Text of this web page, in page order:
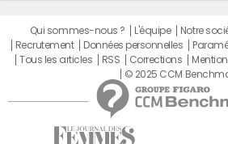
Qui sommes-nous ? L'équipe Notre
Recrutement
Données personnelles
Tous les articles
RSS Corrections
© 2025 CCM